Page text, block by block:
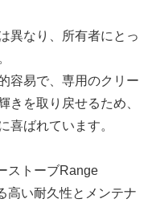
異なり、所有者にとっ
容易で、専用のクリー
きを取り戻せるため、
喜ばれています。
ストーブRange
高い耐久性とメンテナ